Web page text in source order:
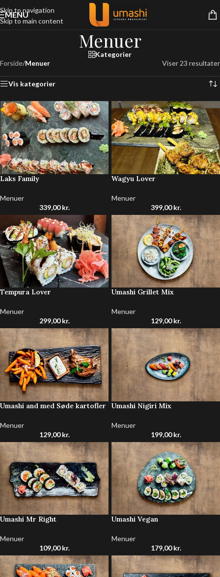
Skip to navigation
Skip to main content
MENU
Menuer
Kategorier
Forside/Menuer Viser 23 resultater
Vis kategorier
Laks Family
Menuer
339,00kr.
Wagyu Lover
Menuer
399,00kr.
Tempura Lover
Menuer
299,00kr.
Umashi Grillet Mix
Menuer
129,00kr.
Umashi and med Søde kartofler
Menuer
129,00kr.
Umashi Nigiri Mix
Menuer
199,00kr.
Umashi Mr Right
Menuer
109,00kr.
Umashi Vegan
Menuer
179,00kr.